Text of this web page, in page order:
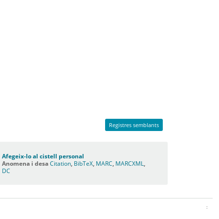
Registres semblants
Afegeix-lo al cistell personal
Anomena i desaCitation BibTeX MARC MARCXML
DC
: